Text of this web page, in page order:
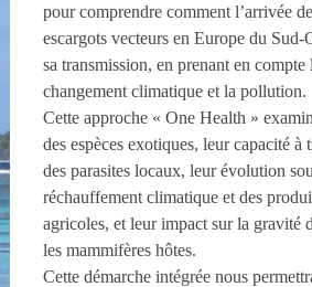
pour comprendre comment l’arrivée
escargots vecteurs en Europe du Sud-
sa transmission, en prenant en compte
changement climatique et la pollution.
Cette approche « One Health »
des espèces exotiques, leur capacité à
des parasites locaux, leur évolution
réchauffement climatique et des
agricoles, et leur impact sur la gravité
les mammifères hôtes.
Cette démarche intégrée nous